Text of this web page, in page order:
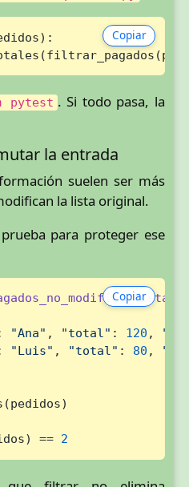
Copiar
):
pytest . Si todo pasa, la
la entrada
suelen ser más
la lista original.
para proteger ese
Copiar
"Ana" , "total" : 120 ,
"Luis" , "total" : 80 ,
== 2